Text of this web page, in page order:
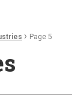
› Page 5